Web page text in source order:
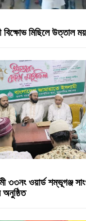
বিক্ষোভ মিছিলে উত্তাল
৩৩নং ওয়ার্ড শম্ভূগঞ্জ